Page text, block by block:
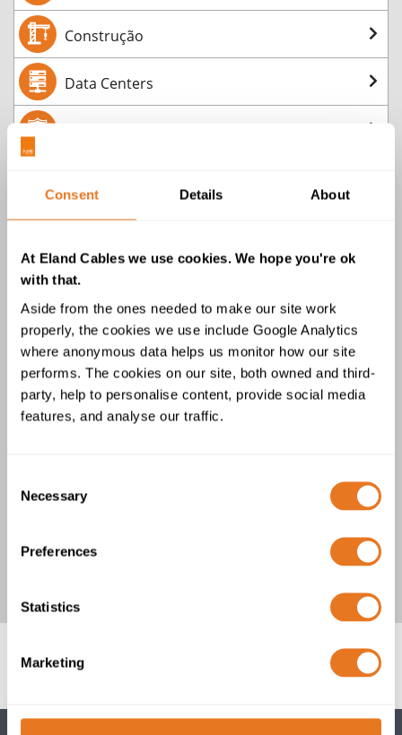
Consent Details About
At Eland Cables we use cookies. We hope you're ok
with that.
Aside from the ones needed to make our site work
properly, the cookies we use include Google Analytics
where anonymous data helps us monitor how our site
performs. The cookies on our site, both owned and third-
party, help to personalise content, provide social media
features, and analyse our traffic.
Selection
Necessary
Preferences
Statistics
Marketing
Construção
Data Centers
Fabricantes de Equipamento Original
Ferrovias & Metro
Grossista e de Distribuição
Marinha e Offshore
Mineração, Perfuração & Tunelamento
Transmissão, Distribuição & Redes de Energia
Tratamento de Água